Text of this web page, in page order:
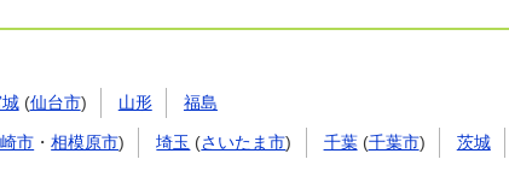
(仙台市) 山形 福島
市 ・相模原市) 埼玉 (さいたま市) 千葉(千葉市) 茨城